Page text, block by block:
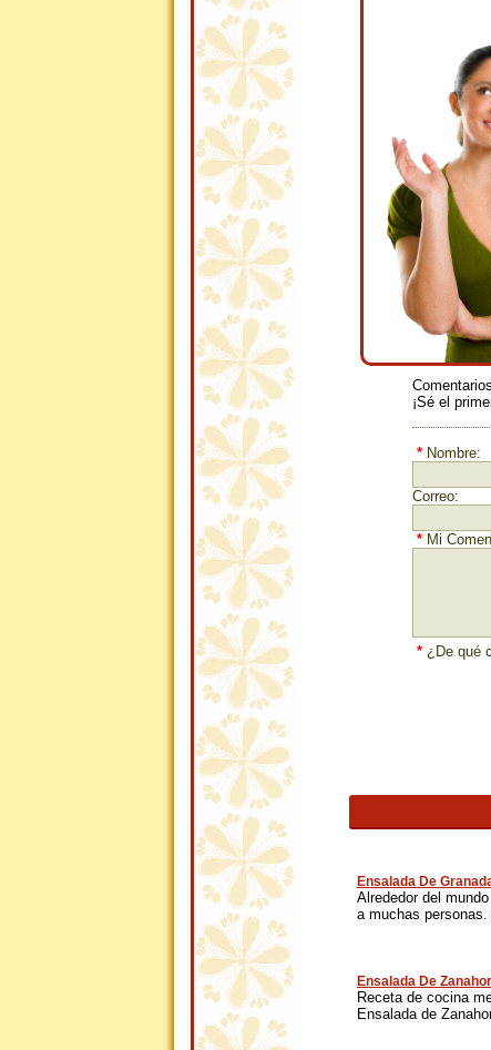
¡Sé el
* Nombre:
Correo:
* Mi
* ¿De qué
Ensalada De
Alrededor del
a muchas
Ensalada De
Receta de cocina
Ensalada de